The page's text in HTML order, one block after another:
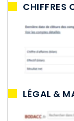
CHIFFRES
LÉGAL &